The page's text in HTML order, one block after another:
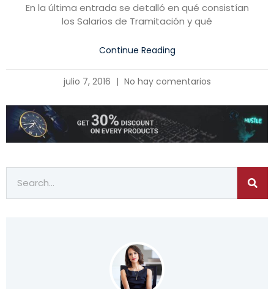
En la última entrada se detalló en qué consistían
los Salarios de Tramitación y qué
Continue Reading
julio 7, 2016 No hay comentarios